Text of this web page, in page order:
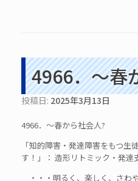
4966．～春
投稿日: 2025年3月13日
4966．～春から社会人?
「知的障害・発達障害をもつ
す！」： 造形リトミック・発達
・・・明るく、楽しく、さわ